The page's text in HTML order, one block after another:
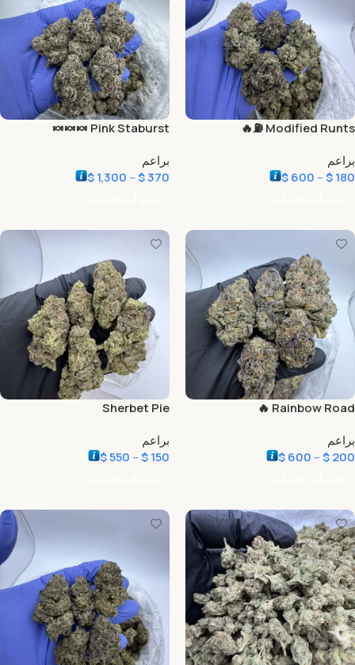
Modified Runts ⛽️🔥
براعم
$180
–
$600
Pink Staburst 🍬🍬🍬
براعم
$370
–
$1,300
Rainbow Road 🔥
براعم
$200
–
$600
Sherbet Pie
براعم
$150
–
$550